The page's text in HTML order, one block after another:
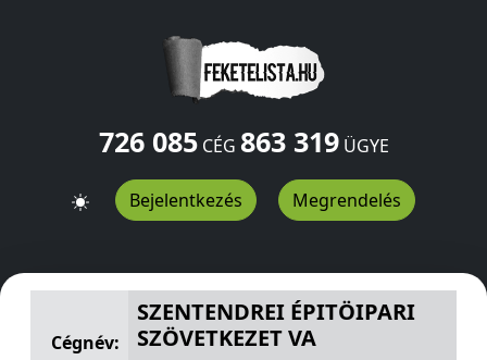
726 085CÉG 863 319ÜGYE
Bejelentkezés Megrendelés
SZENTENDREI ÉPITÖIPARI SZÖVETKEZET VA Közuzo u 7
Cégnév:
SZENTENDREI ÉPITÖIPARI
SZÖVETKEZET VA